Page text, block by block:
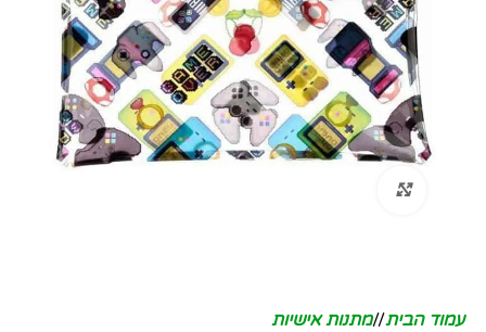
עמוד הבית/ מתנות אישיות